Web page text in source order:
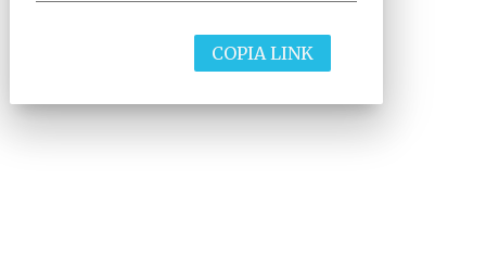
COPIA LINK